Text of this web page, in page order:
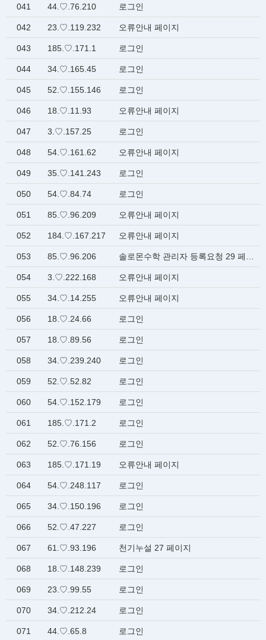
041 44.♡.76.210 로그인
042 23.♡.119.232 오류안내 페이지
043 185.♡.171.1 로그인
044 34.♡.165.45 로그인
045 52.♡.155.146 로그인
046 18.♡.11.93 오류안내 페이지
047 3.♡.157.25 로그인
048 54.♡.161.62 오류안내 페이지
049 35.♡.141.243 로그인
050 54.♡.84.74 로그인
051 85.♡.96.209 오류안내 페이지
052 184.♡.167.217 오류안내 페이지
053 85.♡.96.206
054 3.♡.222.168 오류안내 페이지
055 34.♡.14.255 오류안내 페이지
056 18.♡.24.66 로그인
057 18.♡.89.56 로그인
058 34.♡.239.240 로그인
059 52.♡.52.82 로그인
060 54.♡.152.179 로그인
061 185.♡.171.2 로그인
062 52.♡.76.156 로그인
063 185.♡.171.19 오류안내 페이지
064 54.♡.248.117 로그인
065 34.♡.150.196 로그인
066 52.♡.47.227 로그인
067 61.♡.93.196 천기누설 27 페이지
068 18.♡.148.239 로그인
069 23.♡.99.55 로그인
070 34.♡.212.24 로그인
071 44.♡.65.8 로그인